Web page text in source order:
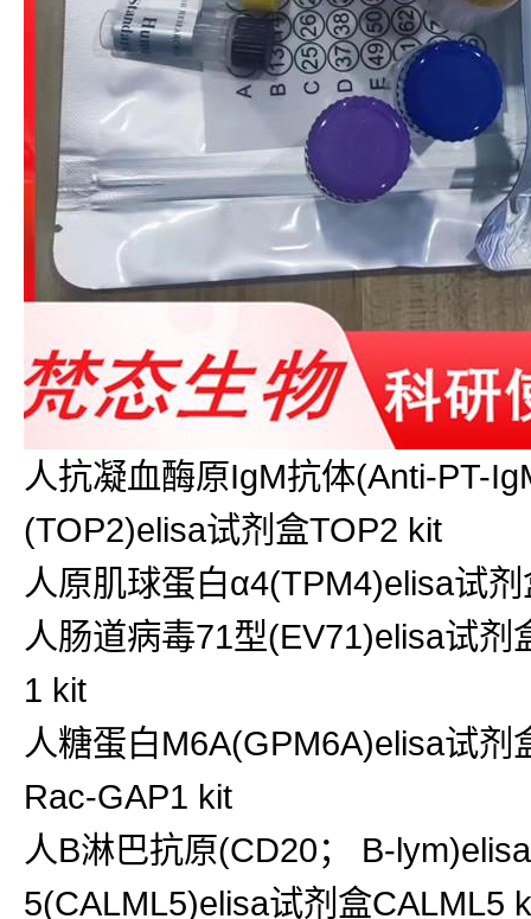
人抗凝血酶原IgM抗体(Anti-PT-
(TOP2)elisa试剂盒TOP2 kit
人原肌球蛋白α4(TPM4)elisa试
人肠道病毒71型(EV71)elisa试
1 kit
人糖蛋白M6A(GPM6A)elisa试
Rac-GAP1 kit
人B淋巴抗原(CD20； B-
5(CALML5)elisa试剂盒CALML5